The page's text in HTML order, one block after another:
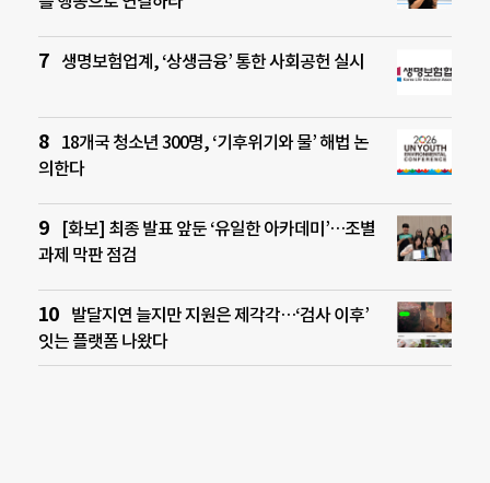
생명보험업계, ‘상생금융’ 통한 사회공헌 실시
18개국 청소년 300명, ‘기후위기와 물’ 해법 논
의한다
[화보] 최종 발표 앞둔 ‘유일한 아카데미’…조별
과제 막판 점검
발달지연 늘지만 지원은 제각각…‘검사 이후’
잇는 플랫폼 나왔다